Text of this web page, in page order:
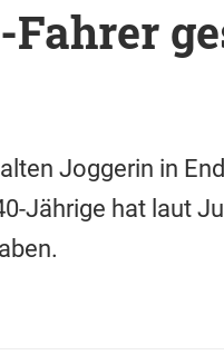
Joggerin in
Jährige hat laut